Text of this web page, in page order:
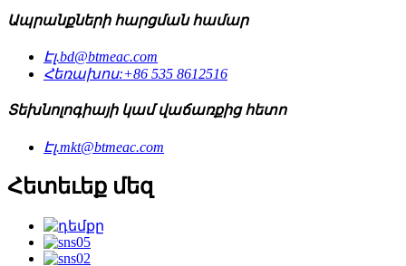
Ապրանքների հարցման համար
Էլ.bd@btmeac.com
Հեռախոս:+86 535 8612516
Տեխնոլոգիայի կամ վաճառքից հետո
Էլ.mkt@btmeac.com
Հետեւեք մեզ